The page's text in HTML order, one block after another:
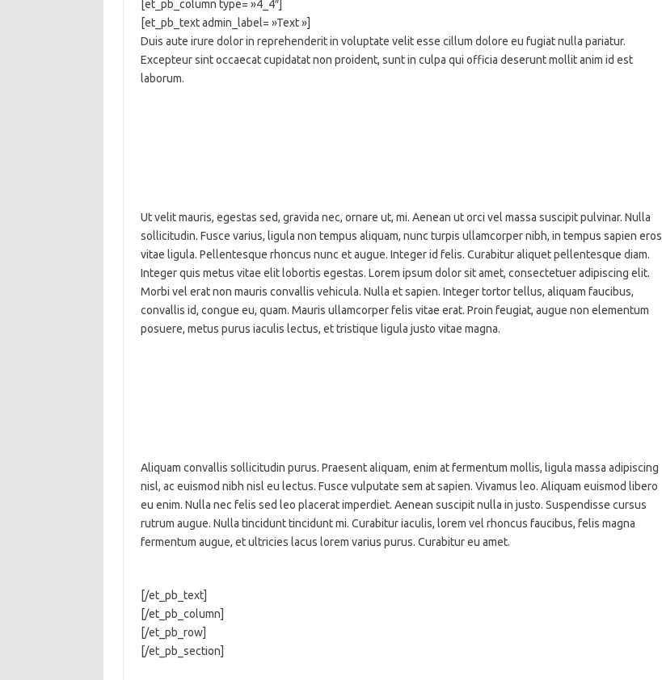
[et_pb_column type= »4_4″]
[et_pb_text admin_label= »Text »]
Duis aute irure dolor in reprehenderit in voluptate velit esse cillum dolore eu fugiat nulla pariatur.
Excepteur sint occaecat cupidatat non proident, sunt in culpa qui officia deserunt mollit anim id est
laborum.
Ut velit mauris, egestas sed, gravida nec, ornare ut, mi. Aenean ut orci vel massa suscipit pulvinar. Nulla
sollicitudin. Fusce varius, ligula non tempus aliquam, nunc turpis ullamcorper nibh, in tempus sapien eros
vitae ligula. Pellentesque rhoncus nunc et augue. Integer id felis. Curabitur aliquet pellentesque diam.
Integer quis metus vitae elit lobortis egestas. Lorem ipsum dolor sit amet, consectetuer adipiscing elit.
Morbi vel erat non mauris convallis vehicula. Nulla et sapien. Integer tortor tellus, aliquam faucibus,
convallis id, congue eu, quam. Mauris ullamcorper felis vitae erat. Proin feugiat, augue non elementum
posuere, metus purus iaculis lectus, et tristique ligula justo vitae magna.
Aliquam convallis sollicitudin purus. Praesent aliquam, enim at fermentum mollis, ligula massa adipiscing
nisl, ac euismod nibh nisl eu lectus. Fusce vulputate sem at sapien. Vivamus leo. Aliquam euismod libero
eu enim. Nulla nec felis sed leo placerat imperdiet. Aenean suscipit nulla in justo. Suspendisse cursus
rutrum augue. Nulla tincidunt tincidunt mi. Curabitur iaculis, lorem vel rhoncus faucibus, felis magna
fermentum augue, et ultricies lacus lorem varius purus. Curabitur eu amet.
[/et_pb_text]
[/et_pb_column]
[/et_pb_row]
[/et_pb_section]